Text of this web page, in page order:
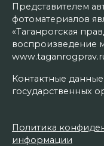
Представителем
фотоматериалов
«Таганрогская
воспроизведение
Контактные
государственных
Политика
информации